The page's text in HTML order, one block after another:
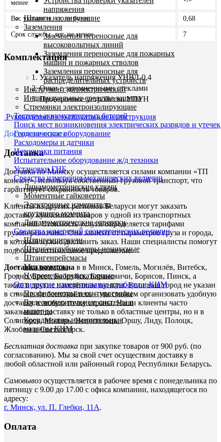
напряжения
Штанги изолирующие
Заземления
Заземления переносные для
высоковольтных линий
Заземления переносные для пожарных
машин и пожарных стволов
Заземления переносные для
распределительных устройств
Инструмент диэлектрический
Индивидуальные средства защиты
Стремянки электроизолирующие
Тестеры аккумуляторных батарей
Поиск мест возникновения электрических разрядов и утечек
Геодезическое оборудование
Расходомеры и датчики
Источники питания
Испытательное оборудование ж/д техники
Установки ГНБ
Средства измерения механических величин
Динамометрические ключи
Моментные гайковерты
Электронные измерители
крутящего момента
Динамометрические отвертки
Средства измерений геометрических величин
Штангенциркули
Штангенглубиномеры нониусные
Штангенрейсмасы
Микрометры
Нутромеры индикаторные
Оптические измерительные приборы и КИМ
Профилометры и контурографы
Видеоизмерительные системы и
машины
Координатно-измерительные
машины КИМ
менее
Вес указателя, кг, не более 0,68
Срок службы, лет, не менее 7
Комплектация
1. Указатель напряжения УНВЛ-0,4
2. Очки с затемненными стеклами
3. Проверочное устройство УПУН
Руководство по эксплуатации и инструкция
Доставка и оплата
Доставка
Доставка по Минску осуществляется силами компании «ТП
консалт», используя собственный грузовой транспорт, что
гарантирует сохранность товаров.
Клиенты из других регионов Беларуси могут заказать
доставку купленных товаров у одной из транспортных
компаний. Стоимость услуги определяется тарифами
грузоперевозчика. Она зависит от параметров груза и города,
в который нужно доставить заказ. Наши специалисты помогут
подобрать оптимальное предложение.
Доставка возможна в в Минск, Гомель, Могилёв, Витебск,
Гродно, Брест, Бобруйск, Барановичи, Борисов, Пинск, а
также в другие населённые пункты. Если ваш город не указан
в списке, не беспокойтесь – мы сможем организовать удобную
доставку в любую точку страны. Наши клиенты часто
заказывают доставку не только в областные центры, но и в
Солигорск, Мозырь, Новополоцк, Оршу, Лиду, Полоцк,
Жлобин и Светлогорск.
Бесплатная доставка при закупке товаров от 900 руб. (по
согласованию). Мы за свой счет осуществим доставку в
любой областной или районный город Республики Беларусь.
Самовывоз осуществляется в рабочее время с понедельника по
пятницу с 9.00 до 17.00 с офиса компании, находящегося по
адресу:
г. Минск, ул. П. Глебки, 11А.
Оплата